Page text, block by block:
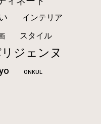
インテリア
スタイル
ジェンヌ
ONKUL